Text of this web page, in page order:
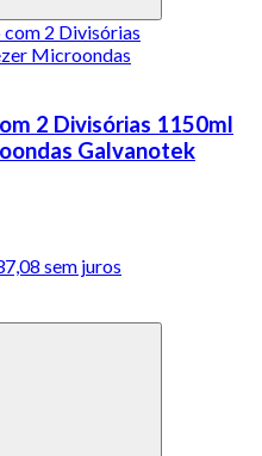
2 Divisórias 1150ml
Galvanotek
sem juros